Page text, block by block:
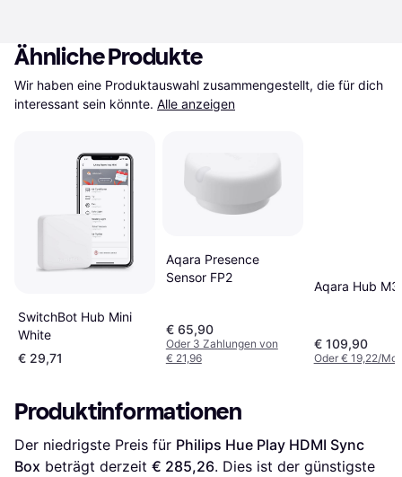
Ähnliche Produkte
Wir haben eine Produktauswahl zusammengestellt, die für dich
interessant sein könnte. Alle anzeigen
SwitchBot Hub Mini
White
€ 29,71
Aqara Presence
Sensor FP2
€ 65,90
Oder 3 Zahlungen von
€ 21,96
Aqara Hub M3
€ 109,90
Oder € 19,22/
Produktinformationen
Der niedrigste Preis für Philips Hue Play HDMI Sync
Box beträgt derzeit € 285,26. Dies ist der günstigste